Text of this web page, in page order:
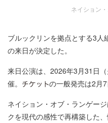
ネイション
ブルックリンを拠点とする3人
の来日が決定した。
来日公演は、2026年3月31日
催。
の一般発売は2月7
ネイション・オブ・ランゲー
クを現代の感性で再構築した